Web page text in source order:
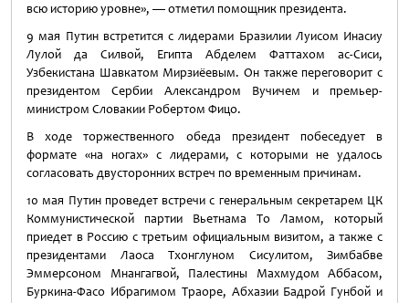
всю историю уровне», — отметил помощник президента.
9 мая Путин встретится с лидерами Бразилии Луисом Инасиу
Лулой да Силвой, Египта Абделем Фаттахом ас-Сиси,
Узбекистана Шавкатом Мирзиёевым. Он также переговорит с
президентом Сербии Александром Вучичем и премьер-
министром Словакии Робертом Фицо.
В ходе торжественного обеда президент побеседует в
формате «на ногах» с лидерами, с которыми не удалось
согласовать двусторонних встреч по временным причинам.
10 мая Путин проведет встречи с генеральным секретарем ЦК
Коммунистической партии Вьетнама То Ламом, который
приедет в Россию с третьим официальным визитом, а также с
президентами Лаоса Тхонглуном Сисулитом, Зимбабве
Эммерсоном Мнангагвой, Палестины Махмудом Аббасом,
Буркина-Фасо Ибрагимом Траоре, Абхазии Бадрой Гунбой и